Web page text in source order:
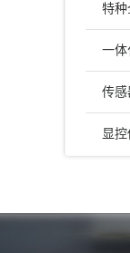
特种
一体
传感
显